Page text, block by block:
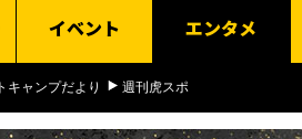
イベント エンタメ
キャンプだより 週刊虎スポ